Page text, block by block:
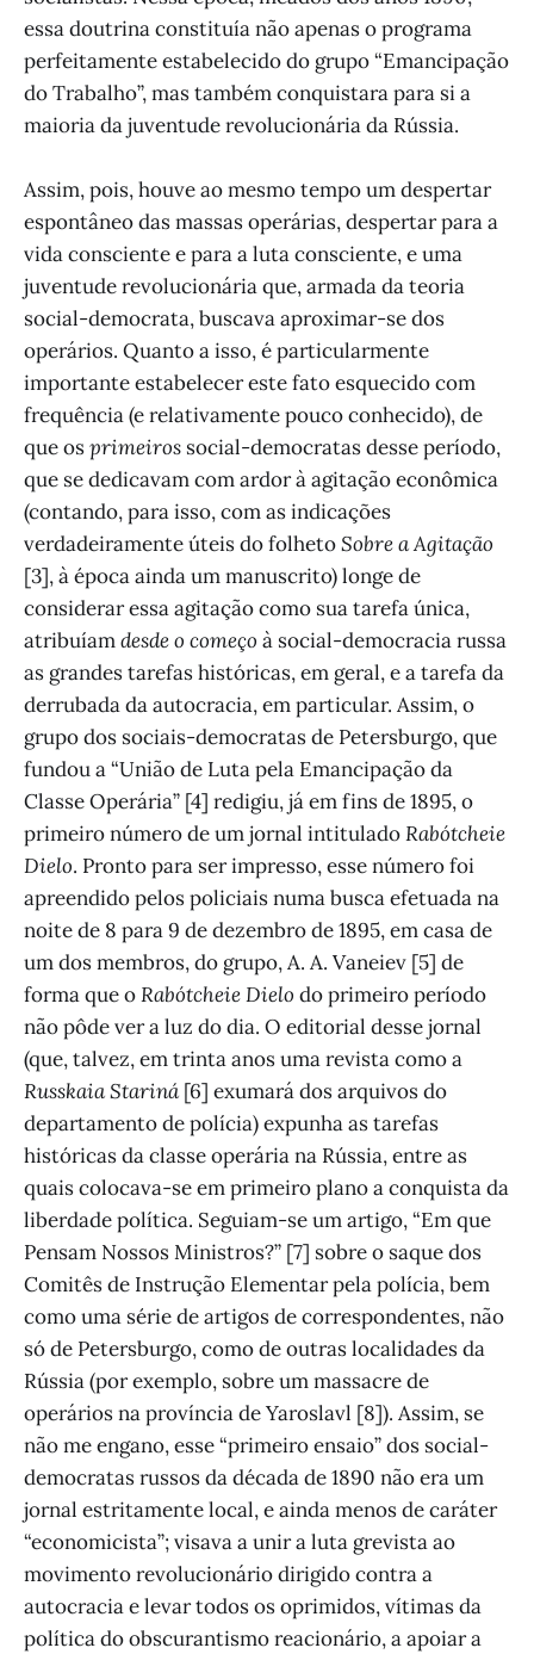
essa doutrina constituía não apenas o programa
perfeitamente estabelecido do grupo “Emancipação
do Trabalho”, mas também conquistara para si a
maioria da juventude revolucionária da Rússia.
Assim, pois, houve ao mesmo tempo um despertar
espontâneo das massas operárias, despertar para a
vida consciente e para a luta consciente, e uma
juventude revolucionária que, armada da teoria
social-democrata, buscava aproximar-se dos
operários. Quanto a isso, é particularmente
importante estabelecer este fato esquecido com
frequência (e relativamente pouco conhecido), de
que osprimeiros social-democratas desse período,
que se dedicavam com ardor à agitação econômica
(contando, para isso, com as indicações
verdadeiramente úteis do folhetoSobre a Agitação
[3], à época ainda um manuscrito) longe de
considerar essa agitação como sua tarefa única,
atribuíamdesde o começo à social-democracia russa
as grandes tarefas históricas, em geral, e a tarefa da
derrubada da autocracia, em particular. Assim, o
grupo dos sociais-democratas de Petersburgo, que
fundou a “União de Luta pela Emancipação da
Classe Operária” [4] redigiu, já em fins de 1895, o
primeiro número de um jornal intituladoRabótcheie
Dielo. Pronto para ser impresso, esse número foi
apreendido pelos policiais numa busca efetuada na
noite de 8 para 9 de dezembro de 1895, em casa de
um dos membros, do grupo, A. A. Vaneiev [5] de
forma que oRabótcheie Dielo do primeiro período
não pôde ver a luz do dia. O editorial desse jornal
(que, talvez, em trinta anos uma revista como a
Russkaia Stariná [6] exumará dos arquivos do
departamento de polícia) expunha as tarefas
históricas da classe operária na Rússia, entre as
quais colocava-se em primeiro plano a conquista da
liberdade política. Seguiam-se um artigo, “Em que
Pensam Nossos Ministros?” [7] sobre o saque dos
Comitês de Instrução Elementar pela polícia, bem
como uma série de artigos de correspondentes, não
só de Petersburgo, como de outras localidades da
Rússia (por exemplo, sobre um massacre de
operários na província de Yaroslavl [8]). Assim, se
não me engano, esse “primeiro ensaio” dos social-
democratas russos da década de 1890 não era um
jornal estritamente local, e ainda menos de caráter
“economicista”; visava a unir a luta grevista ao
movimento revolucionário dirigido contra a
autocracia e levar todos os oprimidos, vítimas da
política do obscurantismo reacionário, a apoiar a